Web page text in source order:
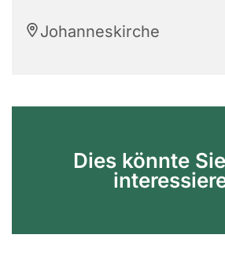
Johanneskirche
Dies könnte